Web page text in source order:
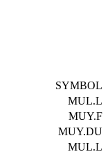
SYMBOL
MUL.L
MUY.F
MUY.DU
MUL.L